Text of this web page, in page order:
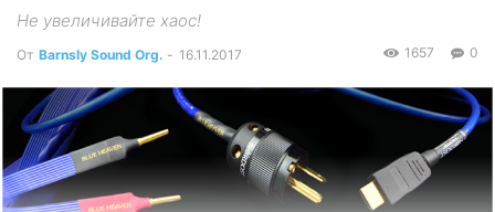
Не увеличивайте хаос!
От Barnsly Sound Org. - 16.11.2017 0
1657